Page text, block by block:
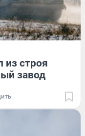
из строя
завод